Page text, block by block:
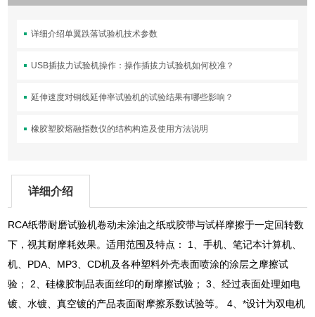
详细介绍单翼跌落试验机技术参数
USB插拔力试验机操作：操作插拔力试验机如何校准？
延伸速度对铜线延伸率试验机的试验结果有哪些影响？
橡胶塑胶熔融指数仪的结构构造及使用方法说明
详细介绍
RCA纸带耐磨试验机卷动未涂油之纸或胶带与试样摩擦于一定回转数
下，视其耐摩耗效果。适用范围及特点： 1、手机、笔记本计算机、
机、PDA、MP3、CD机及各种塑料外壳表面喷涂的涂层之摩擦试
验； 2、硅橡胶制品表面丝印的耐摩擦试验； 3、经过表面处理如电
镀、水镀、真空镀的产品表面耐摩擦系数试验等。 4、*设计为双电机